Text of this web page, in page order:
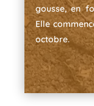
gousse, en
Elle
octobre.